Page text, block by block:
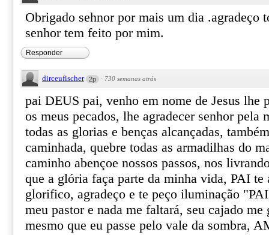
Obrigado sehnor por mais um dia .agradeço
senhor tem feito por mim.
Responder
dirceufischer 2p · 730 semanas atrás
pai DEUS pai, venho em nome de Jesus lhe
os meus pecados, lhe agradecer senhor pela
todas as glorias e benças alcançadas,
caminhada, quebre todas as armadilhas do
caminho abençoe nossos passos, nos
que a glória faça parte da minha vida, PAI te
glorifico, agradeço e te peço iluminação
meu pastor e nada me faltará, seu cajado me
mesmo que eu passe pelo vale da sombra,